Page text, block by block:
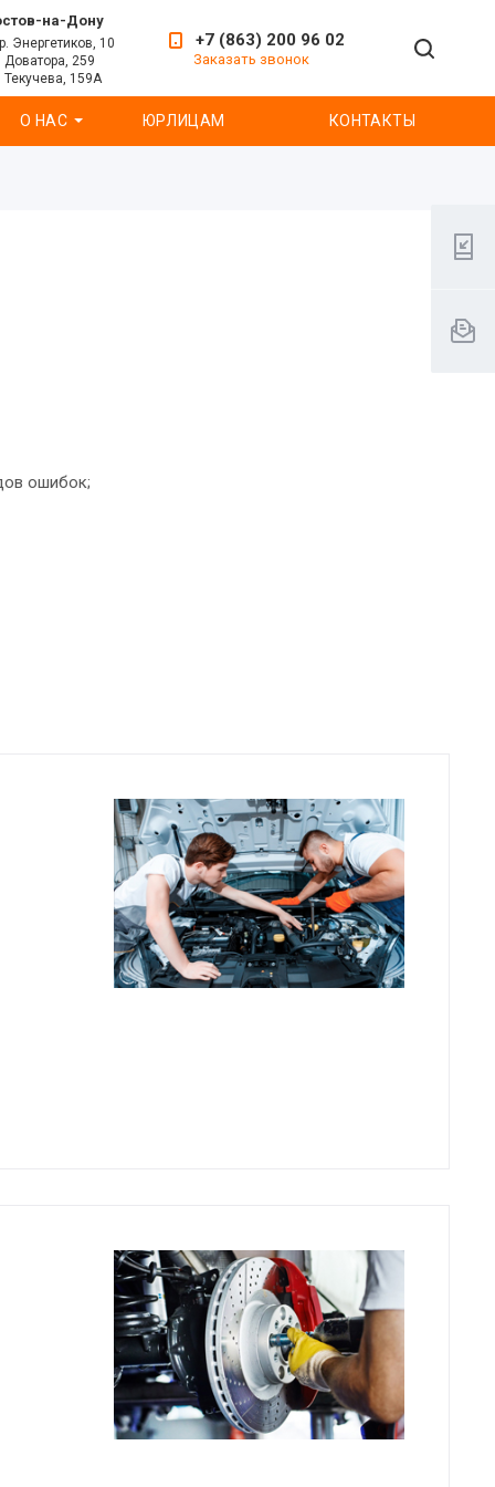
на-Дону
Энергетиков, 10
Доватора, 259
Текучева, 159А
+7 (863) 200 96 02
Заказать звонок
О НАС ЮРЛИЦАМ КОНТАКТЫ
ошибок;